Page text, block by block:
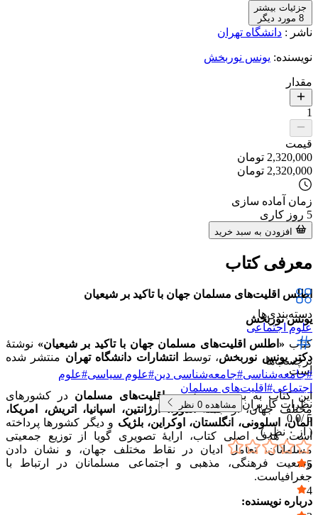
جزئیات بیشتر
8 مورد دیگر
ناشر : دانشگاه تهران
نویسنده: یونس نوربخش
مقدار
1
قیمت
2,320,000 تومان
2,320,000 تومان
زمان آماده سازی
5 روز کاری
افزودن به سبد خرید
معرفی کتاب
اطلس اقلیت‌های مسلمان جهان با تاکید بر شیعیان
یونس نوربخش
کتاب «اطلس اقلیت‌های مسلمان جهان با تاکید بر شیعیان» نوشتهٔ
دکتر یونس نوربخش، توسط انتشارات دانشگاه تهران منتشر شده
است.
این کتاب به بررسیوضعیت اقلیت‌های مسلمان در کشورهای
مختلف جهان، از جملهاندورا، ارژانتین، اسپانیا، اتریش، امریکا،
المان، اسلوونی، انگلستان، اوکراین، بلژیک و دیگر کشورها پرداخته
است. هدف اصلی کتاب، ارایهٔ تصویری گویا از توزیع جمعیتی
مسلمانان، تعامل ادیان در نقاط مختلف جهان، و نشان دادن
وضعیت فرهنگی، مذهبی و اجتماعی مسلمانان در ارتباط با
جغرافیاست.
درباره نویسنده:
دسته‌بندی‌ها
علوم اجتماعی
برچسب‌ها
#جامعه‌شناسی#جامعه‌شناسی دین#علوم سیاسی#علوم
اجتماعی# اقلیت‌های مسلمان
نظرات کاربران
مشاهده 0 نظر
5 /
0.0
( از ۰ نظر )
5
۰
4
۰